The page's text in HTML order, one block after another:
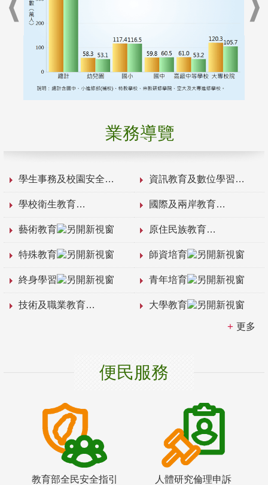
業務導覽
學生事務及校園安全 資訊教育及數位學習
學校衛生教育 國際及兩岸教育
藝術教育 原住民族教育
特殊教育 師資培育
終身學習 青年培育
技術及職業教育 大學教育
更多
便民服務
教育部全民安全指引
人體研究倫理申訴